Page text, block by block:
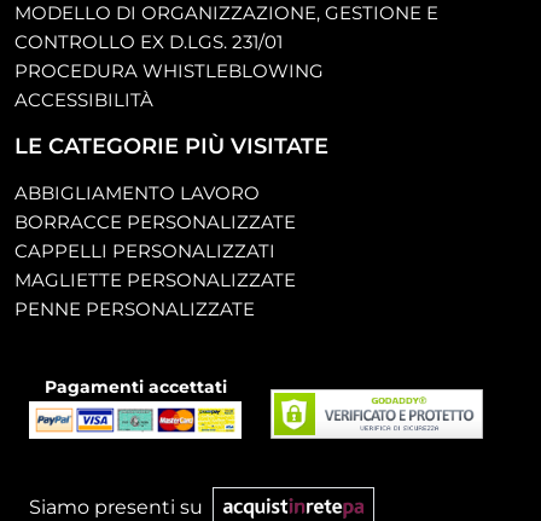
MODELLO DI ORGANIZZAZIONE, GESTIONE E
CONTROLLO EX D.LGS. 231/01
PROCEDURA WHISTLEBLOWING
ACCESSIBILITÀ
LE CATEGORIE PIÙ VISITATE
ABBIGLIAMENTO LAVORO
BORRACCE PERSONALIZZATE
CAPPELLI PERSONALIZZATI
MAGLIETTE PERSONALIZZATE
PENNE PERSONALIZZATE
Pagamenti accettati
Siamo presenti su